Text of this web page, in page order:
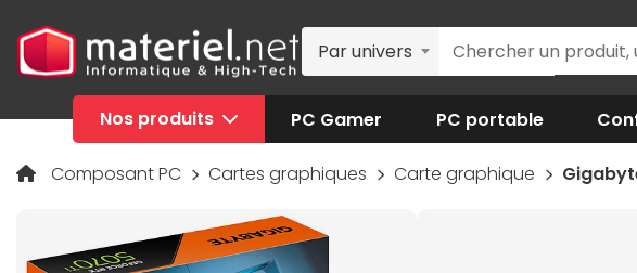
Par univers
Nos produits PC Gamer PC portable
Composant PC Cartes graphiques Carte graphique